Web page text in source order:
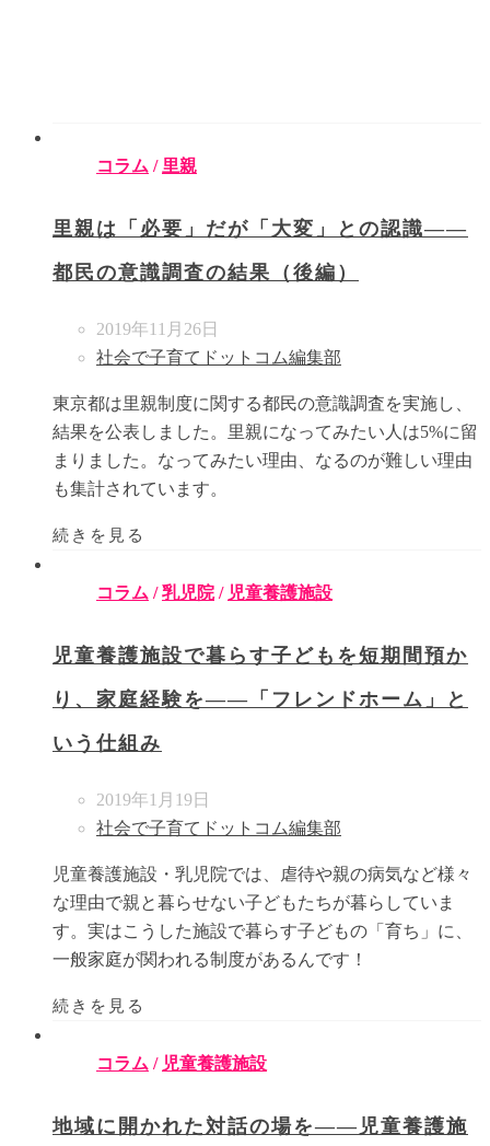
コラム / 里親
里親は「必要」だが「大変」との認識――
都民の意識調査の結果（後編）
2019年11月26日
社会で子育てドットコム編集部
東京都は里親制度に関する都民の意識調査を実施し、
結果を公表しました。里親になってみたい人は5%に留
まりました。なってみたい理由、なるのが難しい理由
も集計されています。
続きを見る
コラム /乳児院/ 児童養護施設
児童養護施設で暮らす子どもを短期間預か
り、家庭経験を――「フレンドホーム」と
いう仕組み
2019年1月19日
社会で子育てドットコム編集部
児童養護施設・乳児院では、虐待や親の病気など様々
な理由で親と暮らせない子どもたちが暮らしていま
す。実はこうした施設で暮らす子どもの「育ち」に、
一般家庭が関われる制度があるんです！
続きを見る
コラム / 児童養護施設
地域に開かれた対話の場を――児童養護施